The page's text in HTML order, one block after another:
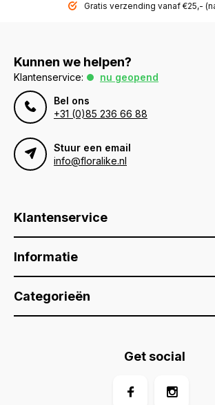
Gratis verzending vanaf €25,-
Kunnen we helpen?
Klantenservice:
nu geopend
Bel ons
+31 (0)85 236 66 88
Stuur een email
info@floralike.nl
Klantenservice
Informatie
Categorieën
Get social